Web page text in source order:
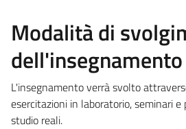
Modalità di
dell'insegnamento
L'insegnamento verrà svolto
esercitazioni in laboratorio, seminari e
studio reali.